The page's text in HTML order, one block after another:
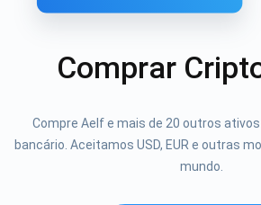
Comprar
Compre Aelf e mais de 20 outros
bancário. Aceitamos USD, EUR e outras
mundo.